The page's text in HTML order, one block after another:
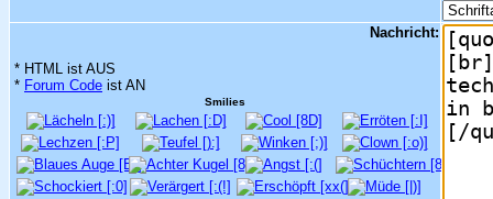
Nachricht:
* HTML ist AUS
* Forum Code ist AN
Smilies